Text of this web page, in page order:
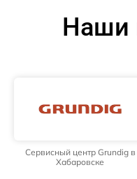
Наши
Сервисный центр Grundig в
Хабаровске